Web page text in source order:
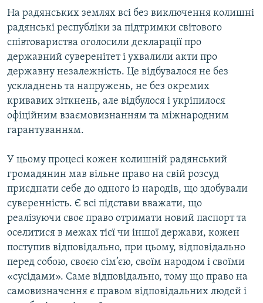
На радянських землях всі без виключення колишні
радянські республіки за підтримки світового
співтовариства оголосили декларації про
державний суверенітет і ухвалили акти про
державну незалежність. Це відбувалося не без
ускладнень та напружень, не без окремих
кривавих зіткнень, але відбулося і укріпилося
офіційним взаємовизнанням та міжнародним
гарантуванням.
У цьому процесі кожен колишній радянський
громадянин мав вільне право на свій розсуд
приєднати себе до одного із народів, що здобували
суверенність. Є всі підстави вважати, що
реалізуючи своє право отримати новий паспорт та
оселитися в межах тієї чи іншої держави, кожен
поступив відповідально, при цьому, відповідально
перед собою, своєю сім’єю, своїм народом і своїми
«сусідами». Саме відповідально, тому що право на
самовизначення є правом відповідальних людей і